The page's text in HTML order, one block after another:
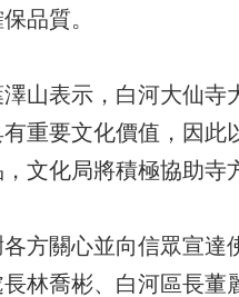
品質。
山表示，白河大仙寺
重要文化價值，因此
文化局將積極協助寺
方關心並向信眾宣達
林喬彬、白河區長